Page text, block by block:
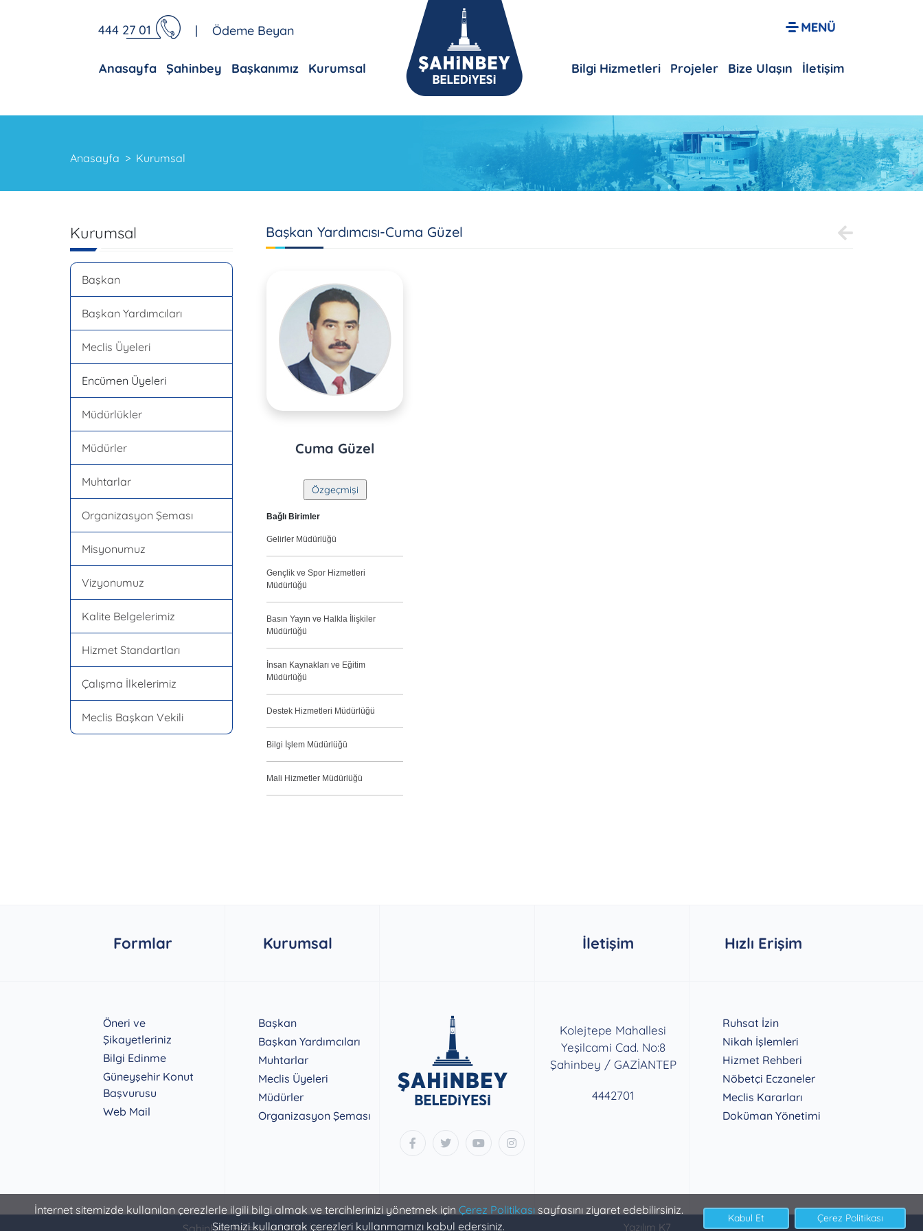
İnternet sitemizde kullanılan çerezlerle ilgili bilgi almak ve tercihlerinizi yönetmek için Çerez Politikasısayfasını ziyaret edebilirsiniz.
Sitemizi kullanarak çerezleri kullanmamızı kabul edersiniz.
444 27 01 | Ödeme Beyan
Anasayfa Şahinbey Başkanımız Kurumsal Bilgi Hizmetleri Projeler Bize Ulaşın İletişim
Anasayfa Kurumsal
Kurumsal
Başkan
Başkan Yardımcıları
Meclis Üyeleri
Encümen Üyeleri
Müdürlükler
Müdürler
Muhtarlar
Organizasyon Şeması
Misyonumuz
Vizyonumuz
Kalite Belgelerimiz
Hizmet Standartları
Çalışma İlkelerimiz
Meclis Başkan Vekili
Başkan Yardımcısı-Cuma Güzel
Cuma Güzel
Bağlı Birimler
Gelirler Müdürlüğü
Gençlik ve Spor Hizmetleri
Müdürlüğü
Basın Yayın ve Halkla İlişkiler
Müdürlüğü
İnsan Kaynakları ve Eğitim
Müdürlüğü
Destek Hizmetleri Müdürlüğü
Bilgi İşlem Müdürlüğü
Mali Hizmetler Müdürlüğü
Formlar Kurumsal İletişim Hızlı Erişim
Öneri ve
Şikayetleriniz
Bilgi Edinme
Güneyşehir Konut
Başvurusu
Web Mail
Başkan
Başkan Yardımcıları
Muhtarlar
Meclis Üyeleri
Müdürler
Organizasyon Şeması
Kolejtepe Mahallesi
Yeşilcami Cad. No:8
Şahinbey / GAZİANTEP
4442701
Ruhsat İzin
Nikah İşlemleri
Hizmet Rehberi
Nöbetçi Eczaneler
Meclis Kararları
Doküman Yönetimi
Şahinbey Belediyesi Bilgi İşlem Yazılım K7